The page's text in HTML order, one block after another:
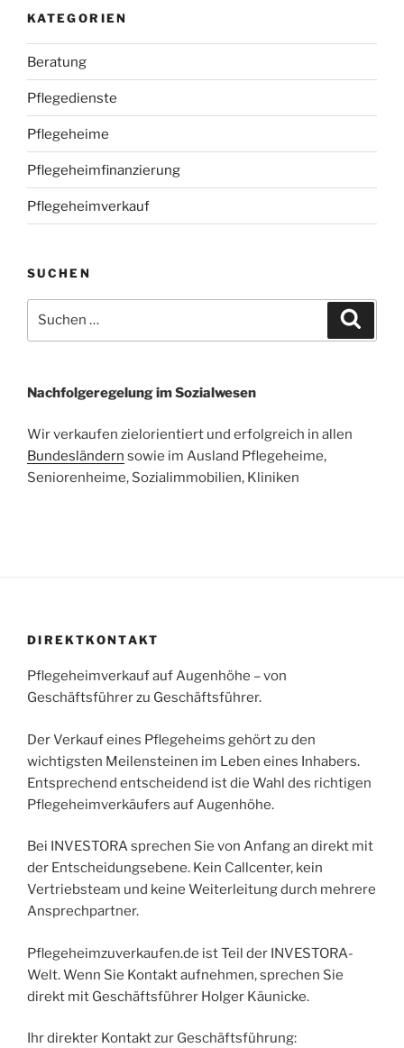
KATEGORIEN
Beratung
Pflegedienste
Pflegeheime
Pflegeheimfinanzierung
Pflegeheimverkauf
SUCHEN
nach:
Nachfolgeregelung im Sozialwesen
Wir verkaufen zielorientiert und erfolgreich in allen
Bundesländern sowie im Ausland Pflegeheime,
Seniorenheime, Sozialimmobilien, Kliniken
DIREKTKONTAKT
Pflegeheimverkauf auf Augenhöhe – von
Geschäftsführer zu Geschäftsführer.
Der Verkauf eines Pflegeheims gehört zu den
wichtigsten Meilensteinen im Leben eines Inhabers.
Entsprechend entscheidend ist die Wahl des richtigen
Pflegeheimverkäufers auf Augenhöhe.
Bei INVESTORA sprechen Sie von Anfang an direkt mit
der Entscheidungsebene. Kein Callcenter, kein
Vertriebsteam und keine Weiterleitung durch mehrere
Ansprechpartner.
Pflegeheimzuverkaufen.de ist Teil der INVESTORA-
Welt. Wenn Sie Kontakt aufnehmen, sprechen Sie
direkt mit Geschäftsführer Holger Käunicke.
Ihr direkter Kontakt zur Geschäftsführung: